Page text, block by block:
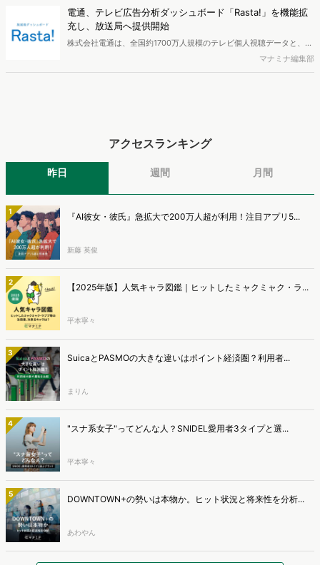
における生活者の意識や行動背景の把握が可能となり、リテールプロ
モーションにおけるプランニングの高速化と高精度化を実現できると
いいます。
電通、テレビ広告分析ダッシュボード「Rasta!」を機能拡
充し、放送局へ提供開始
株式会社電通は、全国約1700万人規模のテレビ個人視聴データと、独
自の大規模生活者意識調査データを掛け合わせて、テレビ広告のデー
タ集計や広告効果の分析ができるダッシュボード「Rasta!
マナミナ編集部
アクセスランキング
昨日 週間 月間
1 『AI彼女・彼氏』急拡大で200万人超が利用！注目アプリ5...
新藤 英俊
2 【2025年版】人気キャラ図鑑｜ヒットしたミャクミャク・ラ...
平本寧々
3 SuicaとPASMOの大きな違いはポイント経済圏？利用者...
まりん
4 "スナ系女子"ってどんな人？SNIDEL愛用者3タイプと選...
平本寧々
5 DOWNTOWN+の勢いは本物か。ヒット状況と将来性を分析...
あわやん